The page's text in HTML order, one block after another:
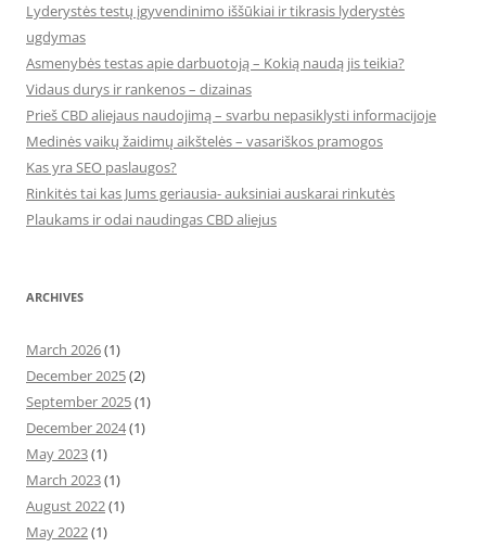
Lyderystės testų įgyvendinimo iššūkiai ir tikrasis lyderystės
ugdymas
Asmenybės testas apie darbuotoją – Kokią naudą jis teikia?
Vidaus durys ir rankenos – dizainas
Prieš CBD aliejaus naudojimą – svarbu nepasiklysti informacijoje
Medinės vaikų žaidimų aikštelės – vasariškos pramogos
Kas yra SEO paslaugos?
Rinkitės tai kas Jums geriausia- auksiniai auskarai rinkutės
Plaukams ir odai naudingas CBD aliejus
ARCHIVES
March 2026(1)
December 2025(2)
September 2025(1)
December 2024(1)
May 2023(1)
March 2023(1)
August 2022(1)
May 2022(1)